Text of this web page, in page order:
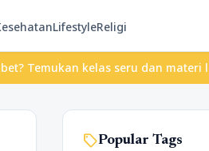
LifestyleReligi
kelas seru dan materi lengkap
sellPopular Tags